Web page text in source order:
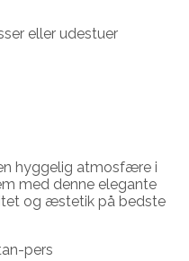
eller udestuer
hyggelig atmosfære i
med denne elegante
og æstetik på bedste
pers